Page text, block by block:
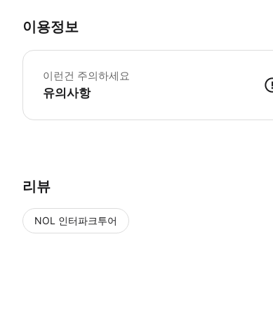
이용정보
이런건 주의하세요
유의사항
리뷰
NOL 인터파크투어